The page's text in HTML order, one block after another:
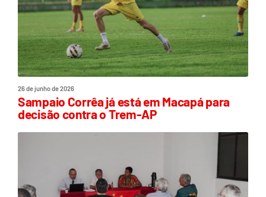
26 de junho de 2026
Sampaio Corrêa já está em Macapá para
decisão contra o Trem-AP